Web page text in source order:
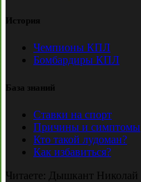
История
Чемпионы КПЛ
Бомбардиры КПЛ
База знаний
Ставки на спорт
Причины и симптомы
Кто такой лудоман?
Как избавиться?
Читаете: Дышкант Николай